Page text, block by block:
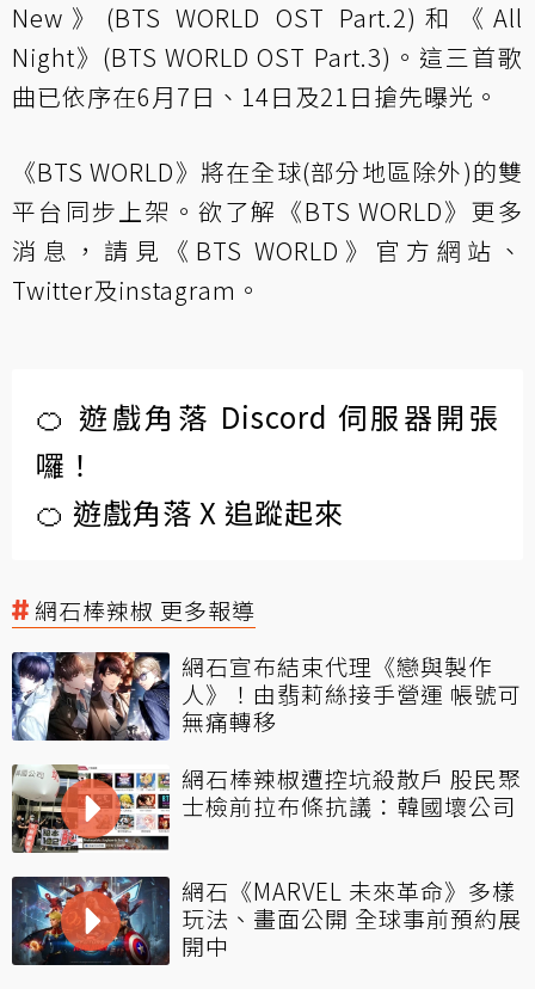
New》(BTS WORLD OST Part.2)和《All
Night》(BTS WORLD OST Part.3)。這三首歌
曲已依序在6月7日、14日及21日搶先曝光。
《BTS WORLD》將在全球(部分地區除外)的雙
平台同步上架。欲了解《BTS WORLD》更多
消息，請見 《BTS WORLD》官方網站 、
Twitter及instagram 。
🍊 遊戲角落 Discord 伺服器開張
囉！
🍊 遊戲角落 X 追蹤起來
網石棒辣椒 更多報導
網石宣布結束代理《戀與製作
人》！由翡莉絲接手營運 帳號可
無痛轉移
網石棒辣椒遭控坑殺散戶 股民聚
士檢前拉布條抗議：韓國壞公司
網石《MARVEL 未來革命》多樣
玩法、畫面公開 全球事前預約展
開中